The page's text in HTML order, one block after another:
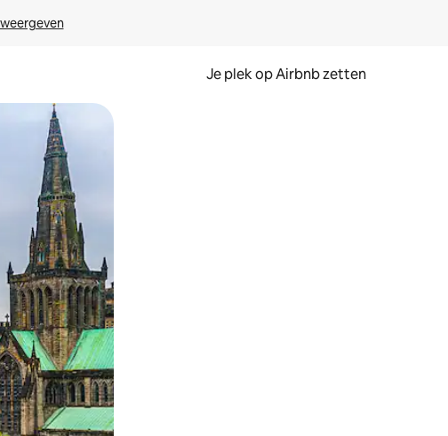
Je plek op Airbnb zetten
te tikken of swipen.